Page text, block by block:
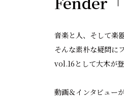
音楽と人、そして楽
そんな素朴な疑問に
vol.16として大木が登
動画＆インタビュー